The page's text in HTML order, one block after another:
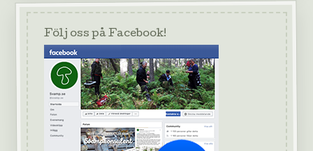
Följ oss på Facebook!